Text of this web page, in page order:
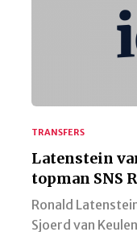
TRANSFERS
Latenstein
topman SNS
Ronald
Sjoerd van